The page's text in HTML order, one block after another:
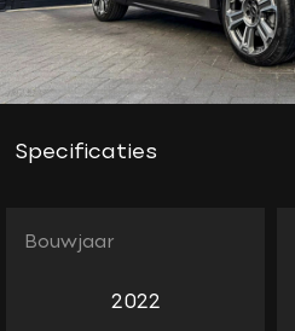
Specificaties
Bouwjaar
2022